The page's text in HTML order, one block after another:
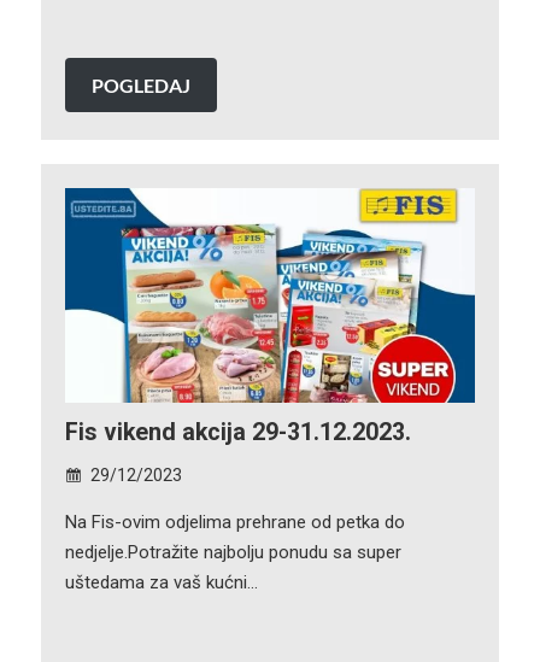
POGLEDAJ
Fis vikend akcija 29-31.12.2023.
29/12/2023
Na Fis-ovim odjelima prehrane od petka do
nedjelje.Potražite najbolju ponudu sa super
uštedama za vaš kućni…